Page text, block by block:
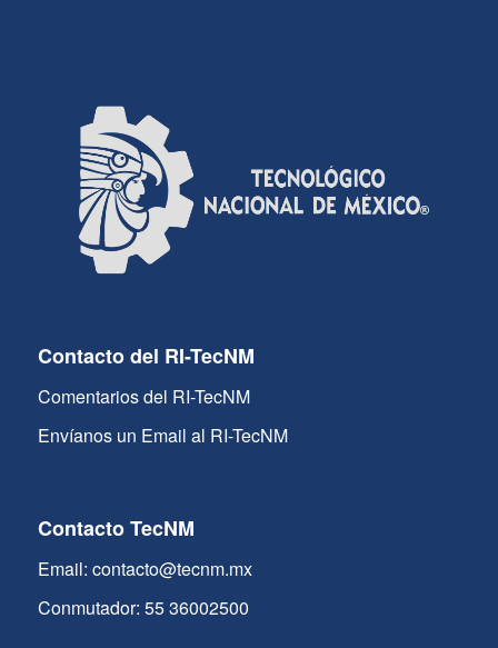
Contacto del RI-TecNM
Comentarios del RI-TecNM
Envíanos un Email al RI-TecNM
Contacto TecNM
Email: contacto@tecnm.mx
Conmutador: 55 36002500